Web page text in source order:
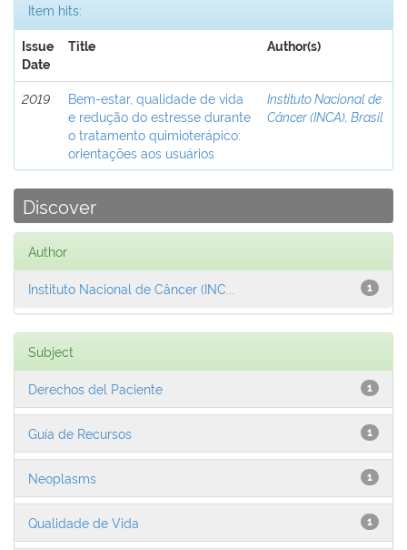
Item hits:
Issue
Date
Title Author(s)
2019
Bem-estar, qualidade de vida
e redução do estresse durante
o tratamento quimioterápico:
orientações aos usuários
Instituto Nacional de
Câncer (INCA), Brasil
Discover
Author
1
Instituto Nacional de Câncer (INC...
Subject
1
Derechos del Paciente
1
Guía de Recursos
1
Neoplasms
1
Qualidade de Vida